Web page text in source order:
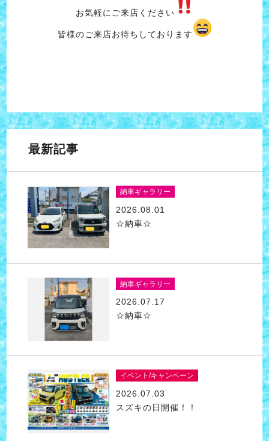
お気軽にご来店ください
皆様のご来店お待ちしております
最新記事
納車ギャラリー
2026.08.01
☆納車☆
納車ギャラリー
2026.07.17
☆納車☆
イベント/キャンペーン
2026.07.03
スズキの日開催！！